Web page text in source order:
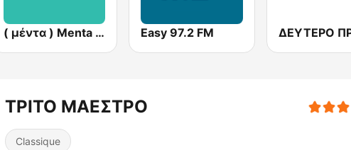
( μέντα ) Menta 88 FM Easy 97.2 FM
ΤΡΙΤΟ ΜΑΕΣΤΡΟ
Classique